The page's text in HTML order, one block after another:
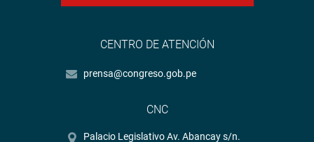
CENTRO DE ATENCIÓN
prensa@congreso.gob.pe
CNC
Palacio Legislativo Av. Abancay s/n.